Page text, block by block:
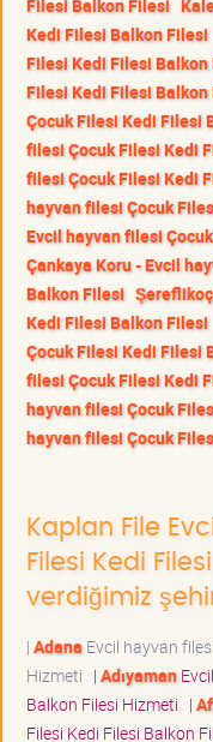
Filesi Balkon Filesi
Kedi Filesi Balkon Filesi
Filesi Kedi Filesi
Filesi Kedi Filesi
Çocuk Filesi Kedi Filesi
filesi Çocuk Filesi Kedi
filesi Çocuk Filesi Kedi
hayvan filesi Çocuk
Evcil hayvan filesi
Çankaya Koru - Evcil
Balkon Filesi
Kedi Filesi Balkon Filesi
Çocuk Filesi Kedi Filesi
filesi Çocuk Filesi Kedi
hayvan filesi Çocuk
hayvan filesi Çocuk
Kaplan File
Filesi Kedi
verdiğimiz
| Adana Evcil hayvan
Hizmeti | Adıyaman
Balkon Filesi Hizmeti |
Filesi Kedi Filesi Balkon